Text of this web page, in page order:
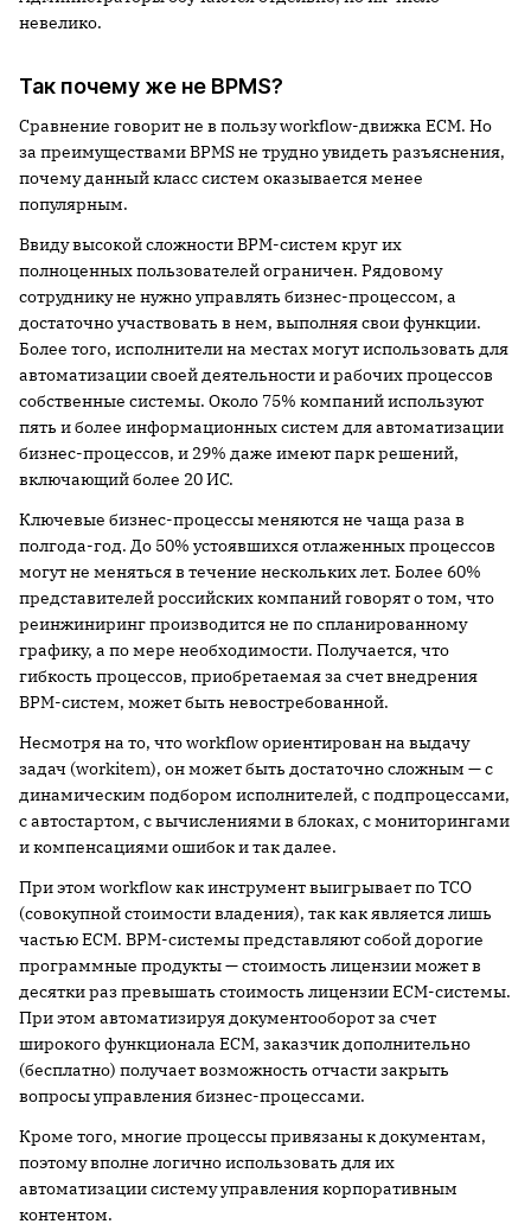
невелико.
Так почему же не BPMS?
Сравнение говорит не в пользу workflow-движка ECM. Но
за преимуществами BPMS не трудно увидеть разъяснения,
почему данный класс систем оказывается менее
популярным.
Ввиду высокой сложности BPM-систем круг их
полноценных пользователей ограничен. Рядовому
сотруднику не нужно управлять бизнес-процессом, а
достаточно участвовать в нем, выполняя свои функции.
Более того, исполнители на местах могут использовать для
автоматизации своей деятельности и рабочих процессов
собственные системы. Около 75% компаний используют
пять и более информационных систем для автоматизации
бизнес-процессов, и 29% даже имеют парк решений,
включающий более 20 ИС.
Ключевые бизнес-процессы меняются не чаща раза в
полгода-год. До 50% устоявшихся отлаженных процессов
могут не меняться в течение нескольких лет. Более 60%
представителей российских компаний говорят о том, что
реинжиниринг производится не по спланированному
графику, а по мере необходимости. Получается, что
гибкость процессов, приобретаемая за счет внедрения
BPM-систем, может быть невостребованной.
Несмотря на то, что workflow ориентирован на выдачу
задач (workitem), он может быть достаточно сложным — с
динамическим подбором исполнителей, с подпроцессами,
с автостартом, с вычислениями в блоках, с мониторингами
и компенсациями ошибок и так далее.
При этом workflow как инструмент выигрывает по TCO
(совокупной стоимости владения), так как является лишь
частью ECM. BPM-системы представляют собой дорогие
программные продукты — стоимость лицензии может в
десятки раз превышать стоимость лицензии ECM-системы.
При этом автоматизируя документооборот за счет
широкого функционала ECM, заказчик дополнительно
(бесплатно) получает возможность отчасти закрыть
вопросы управления бизнес-процессами.
Кроме того, многие процессы привязаны к документам,
поэтому вполне логично использовать для их
автоматизации систему управления корпоративным
контентом.